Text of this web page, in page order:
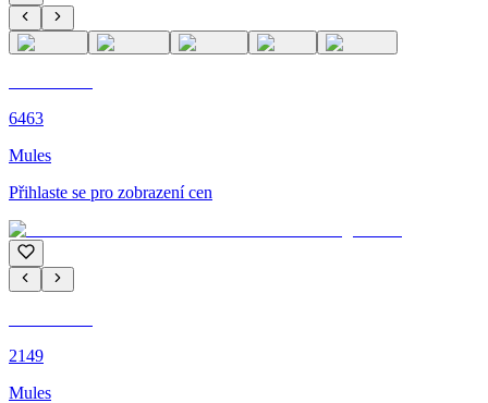
6463
Mules
Přihlaste se pro zobrazení cen
2149
Mules